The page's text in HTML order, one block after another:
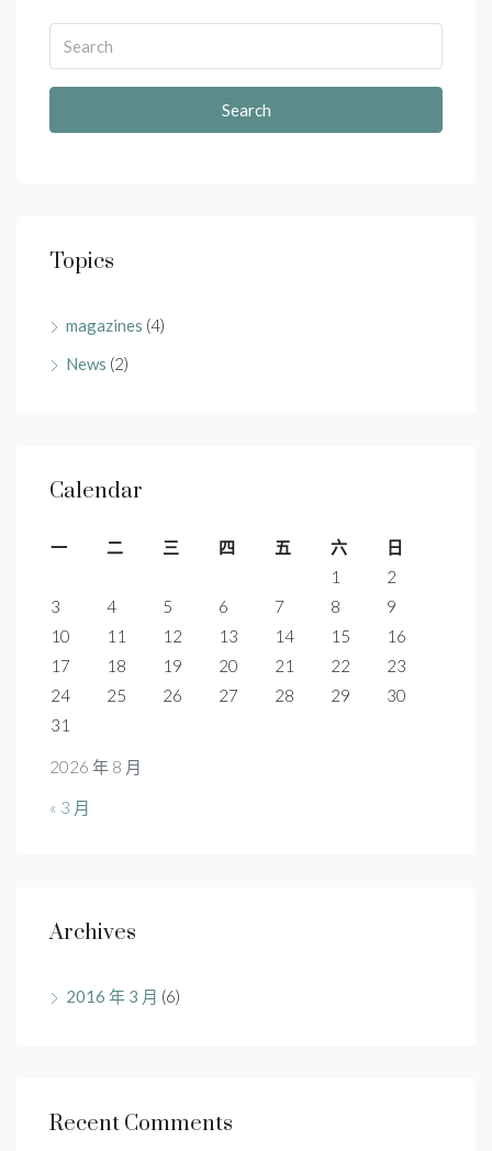
Search
Topics
magazines (4)
News (2)
Calendar
2026 年 8 月
一 二 三 四 五 六
日
1
2
3
4 5 6 7 8
9
10
11 12 13 14 15
16
17
18 19 20 21 22
23
24
25 26 27 28 29
30
31
« 3 月
Archives
2016 年 3 月 (6)
Recent Comments